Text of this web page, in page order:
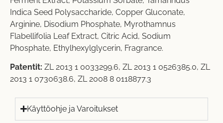
Indica Seed Polysaccharide, Copper Gluconate,
Arginine, Disodium Phosphate, Myrothamnus
Flabellifolia Leaf Extract, Citric Acid, Sodium
Phosphate, Ethylhexylglycerin, Fragrance.
Patentit: ZL 2013 1 0033299.6, ZL 2013 1 0526385.0, ZL
2013 1 0730638.6, ZL 2008 8 0118877.3
Käyttöohje ja Varoitukset